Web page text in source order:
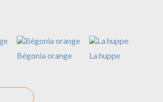
Bégonia orange La huppe